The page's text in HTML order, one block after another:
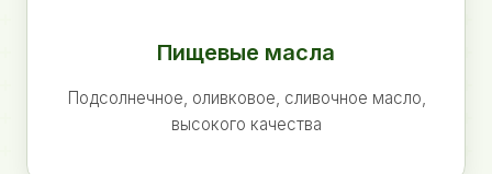
Пищевые масла
Подсолнечное, оливковое, сливочное масло,
высокого качества